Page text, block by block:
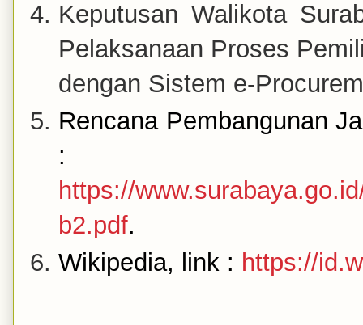
Keputusan Walikota
Pelaksanaan Proses
dengan Sistem e-
Rencana Pembangunan
:
https://
b2.pdf.
Wikipedia, link : https://